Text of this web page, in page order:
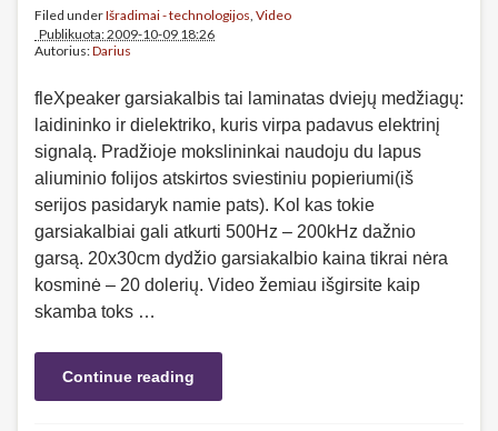
Filed underIšradimai - technologijos Video
Publikuota: 2009-10-09 18:26
Autorius:Darius
fleXpeaker garsiakalbis tai laminatas dviejų medžiagų:
laidininko ir dielektriko, kuris virpa padavus elektrinį
signalą. Pradžioje mokslininkai naudoju du lapus
aliuminio folijos atskirtos sviestiniu popieriumi(iš
serijos pasidaryk namie pats). Kol kas tokie
garsiakalbiai gali atkurti 500Hz – 200kHz dažnio
garsą. 20x30cm dydžio garsiakalbio kaina tikrai nėra
kosminė – 20 dolerių. Video žemiau išgirsite kaip
skamba toks …
Continue reading